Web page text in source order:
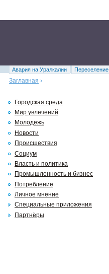
Авария на Уралкалии Переселение
Заглавная ›
Городская среда
Мир увлечений
Молодежь
Новости
Происшествия
Социум
Власть и политика
Промышленность и бизнес
Потребление
Личное мнение
Специальные приложения
Партнёры